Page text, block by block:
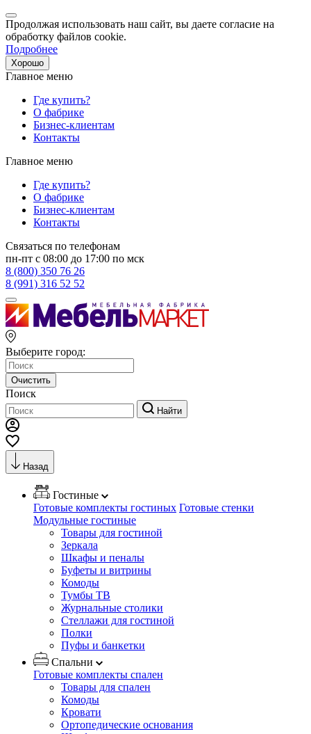
Продолжая использовать наш сайт, вы даете согласие на
обработку файлов cookie.
Подробнее
Хорошо
Главное меню
Где купить?
О фабрике
Бизнес-клиентам
Контакты
Главное меню
Где купить?
О фабрике
Бизнес-клиентам
Контакты
Связаться по телефонам
пн-пт с 08:00 до 17:00 по мск
8 (800) 350 76 26
8 (991) 316 52 52
Выберите город:
Очистить
Поиск
Найти
Назад
Гостиные
Готовые комплекты гостиных Готовые стенки
Модульные гостиные
Товары для гостиной
Зеркала
Шкафы и пеналы
Буфеты и витрины
Комоды
Тумбы ТВ
Журнальные столики
Стеллажи для гостиной
Полки
Пуфы и банкетки
Спальни
Готовые комплекты спален
Товары для спален
Комоды
Кровати
Ортопедические основания